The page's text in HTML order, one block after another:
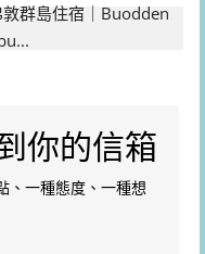
敦群島住宿｜Buodden
你的信箱
、一種態度、一種想